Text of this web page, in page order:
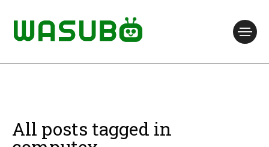
All posts tagged in